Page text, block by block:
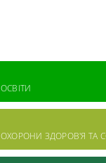
ОХОРОНИ ЗДОРОВ'Я ТА